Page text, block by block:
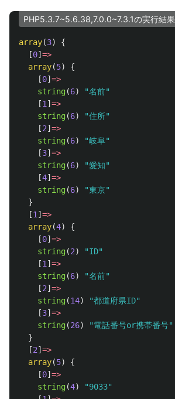
PHP5.3.7~5.6.38,7.0.0~7.3.1の実行結果
array(3)
{
[0] =>
array(5)
{
[0] =>
string(6)
"名前"
[1 ] =>
string(6)
"住所"
[2] =>
string(6)
"岐阜"
[3] =>
string(6)
"愛知"
[4] =>
string(6)
"東京"
}
[1 ] =>
array(4)
{
[0] =>
string(2)
"ID"
[1 ] =>
string(6)
"名前"
[2] =>
string(14)
"都道府県ID"
[3] =>
string(26)
"電話番号or携帯番号"
}
[2] =>
array(5)
{
[0] =>
string(4)
"9033"